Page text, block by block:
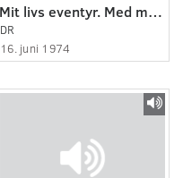
Mit livs eventyr. Med modstandspræsten Harald Sandbæk.
DR
16. juni 1974